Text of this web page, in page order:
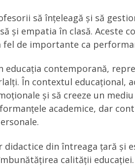
să înțeleagă și să
și empatia în clasă. Aceste
de importante ca
contemporană,
În contextul educațional,
și să creeze un
academice, dar
didactice din întreaga țară
calității